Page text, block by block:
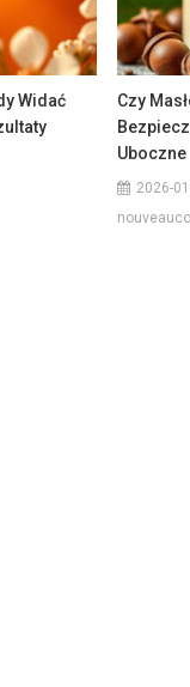
Widać
Czy
Uboczne
2026-